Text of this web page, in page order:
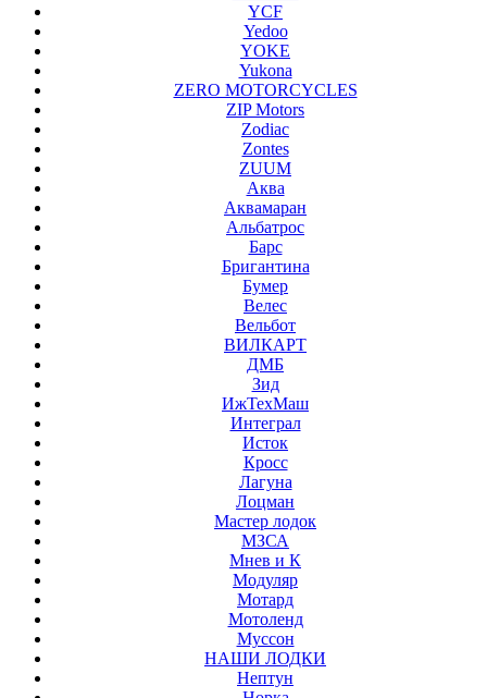
YCF
Yedoo
YOKE
Yukona
ZERO MOTORCYCLES
ZIP Motors
Zodiac
Zontes
ZUUM
Аква
Аквамаран
Альбатрос
Барс
Бригантина
Бумер
Велес
Вельбот
ВИЛКАРТ
ДМБ
Зид
ИжТехМаш
Интеграл
Исток
Кросс
Лагуна
Лоцман
Мастер лодок
МЗСА
Мнев и К
Модуляр
Мотард
Мотоленд
Муссон
НАШИ ЛОДКИ
Нептун